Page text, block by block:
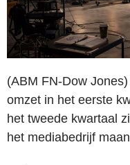
(ABM FN-Dow
omzet in het eerste
het tweede kwartaal
het mediabedrijf